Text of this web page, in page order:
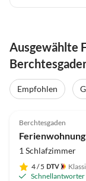
Ausgewählte
Empfohlen
Berchtesgaden
1 Schlafzimmer
4/ 5
Schnellantworter